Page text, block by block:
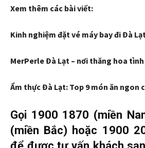
Xem thêm các bài viết:
Kinh nghiệm đặt vé máy bay đi Đà
MerPerle Đà Lạt – nơi thăng hoa
Ẩm thực Đà Lạt: Top 9 món ăn ngon
Gọi 1900 1870 (miền
(miền Bắc) hoặc 1900